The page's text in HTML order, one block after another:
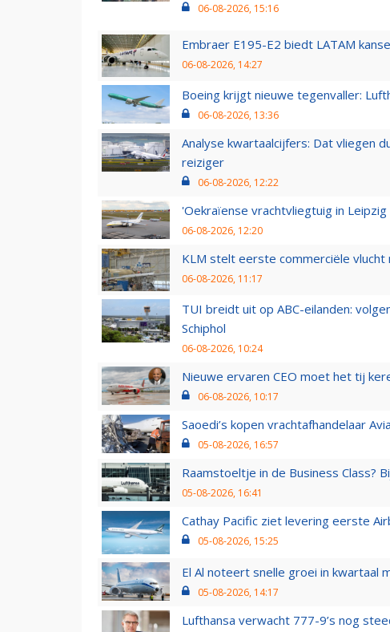
06-08-2026, 15:16
Embraer E195-E2 biedt LATAM
06-08-2026, 14:27
Boeing krijgt nieuwe tegenvaller:
06-08-2026, 13:36
Analyse kwartaalcijfers: Dat vliegen
reiziger
06-08-2026, 12:22
'Oekraïense vrachtvliegtuig in
06-08-2026, 12:20
KLM stelt eerste commerciële
06-08-2026, 11:17
TUI breidt uit op ABC-eilanden:
Schiphol
06-08-2026, 10:24
Nieuwe ervaren CEO moet het tij
06-08-2026, 10:17
Saoedi’s kopen vrachtafhandelaar
05-08-2026, 16:57
Raamstoeltje in de Business Class?
05-08-2026, 16:41
Cathay Pacific ziet levering eerste
05-08-2026, 15:25
El Al noteert snelle groei in kwartaal
05-08-2026, 14:17
Lufthansa verwacht 777-9’s nog